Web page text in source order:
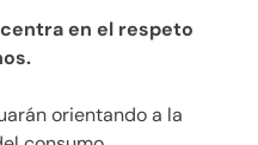
en el respeto
orientando a la